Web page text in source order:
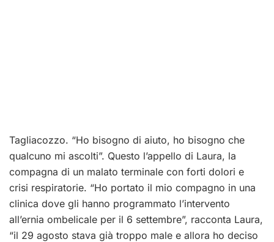
Tagliacozzo. “Ho bisogno di aiuto, ho bisogno che
qualcuno mi ascolti”. Questo l’appello di Laura, la
compagna di un malato terminale con forti dolori e
crisi respiratorie. “Ho portato il mio compagno in una
clinica dove gli hanno programmato l’intervento
all’ernia ombelicale per il 6 settembre”, racconta Laura,
“il 29 agosto stava già troppo male e allora ho deciso